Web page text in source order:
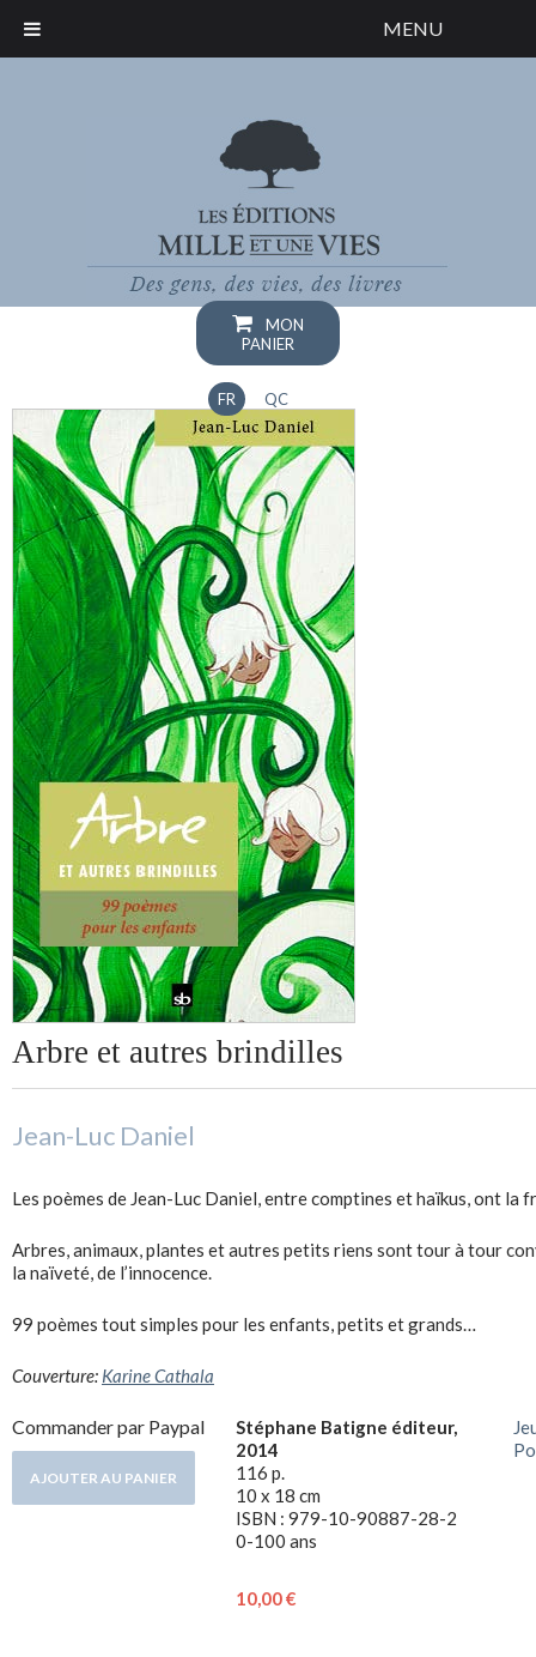
MON
PANIER
FR QC
Arbre et autres brindilles
Jean-Luc Daniel
Les poèmes de Jean-Luc Daniel, entre comptines et haïkus, ont la
Arbres, animaux, plantes et autres petits riens sont tour à tour
la naïveté, de l’innocence.
99 poèmes tout simples pour les enfants, petits et grands…
Couverture: Karine Cathala
Commander par Paypal
Stéphane Batigne éditeur,
2014
116 p.
10 x 18 cm
ISBN : 979-10-90887-28-2
0-100 ans
10,00 €
MENU